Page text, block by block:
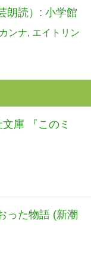
朗読）: 小学館
ンナ エイトリン
庫 『このミ
った物語 (新潮